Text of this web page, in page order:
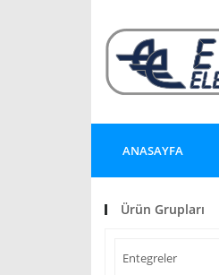
ANASAYFA
Ürün Grupları
Entegreler